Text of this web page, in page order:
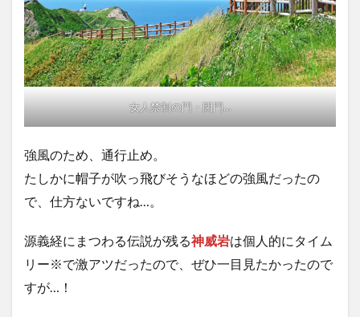
女人禁制の門・閉門…
強風のため、通行止め。
たしかに帽子が吹っ飛びそうなほどの強風だったの
で、仕方ないですね…。
源義経にまつわる伝説が残る神威岩は個人的にタイム
リー※で激アツだったので、ぜひ一目見たかったので
すが…！